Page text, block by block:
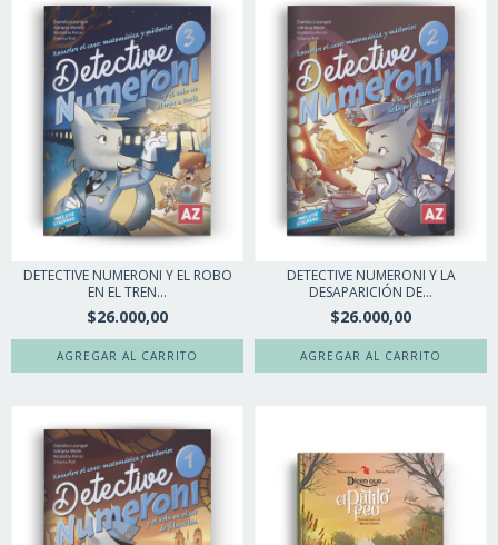
DETECTIVE NUMERONI Y EL ROBO
EN EL TREN...
$26.000,00
DETECTIVE NUMERONI Y LA
DESAPARICIÓN DE...
$26.000,00